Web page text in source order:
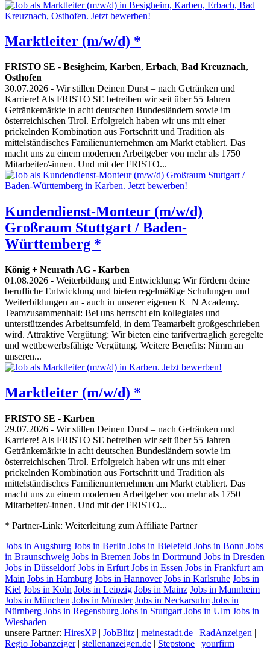
Marktleiter (m/w/d) *
FRISTO SE - Besigheim, Karben, Erbach, Bad Kreuznach,
Osthofen
30.07.2026 - Wir stillen Deinen Durst – nach Getränken und
Karriere! Als FRISTO SE betreiben wir seit über 55 Jahren
Getränkemärkte in acht deutschen Bundesländern sowie im
österreichischen Tirol. Erfolgreich haben wir uns mit einer
prickelnden Kombination aus Fortschritt und Tradition als
mittelständisches Familienunternehmen am Markt etabliert. Das
macht uns zu einem modernen Arbeitgeber von mehr als 1750
Mitarbeiter/-innen. Und mit der FRISTO...
Kundendienst-Monteur (m/w/d)
Großraum Stuttgart / Baden-
Württemberg *
König + Neurath AG - Karben
01.08.2026 - Weiterbildung und Entwicklung: Wir fördern deine
berufliche Entwicklung und bieten regelmäßige Schulungen und
Weiterbildungen an - auch in unserer eigenen K+N Academy.
Teamzusammenhalt: Bei uns herrscht ein kollegiales und
unterstützendes Arbeitsumfeld, in dem Teamarbeit großgeschrieben
wird. Attraktive Vergütung: Wir bieten eine tarifvertraglich geregelte
und wettbewerbsfähige Vergütung. Weitere Benefits: Nimm an
unseren...
Marktleiter (m/w/d) *
FRISTO SE - Karben
29.07.2026 - Wir stillen Deinen Durst – nach Getränken und
Karriere! Als FRISTO SE betreiben wir seit über 55 Jahren
Getränkemärkte in acht deutschen Bundesländern sowie im
österreichischen Tirol. Erfolgreich haben wir uns mit einer
prickelnden Kombination aus Fortschritt und Tradition als
mittelständisches Familienunternehmen am Markt etabliert. Das
macht uns zu einem modernen Arbeitgeber von mehr als 1750
Mitarbeiter/-innen. Und mit der FRISTO...
* Partner-Link: Weiterleitung zum Affiliate Partner
Jobs in Augsburg Jobs in Berlin Jobs in Bielefeld Jobs in Bonn Jobs
in Braunschweig Jobs in Bremen Jobs in Dortmund Jobs in Dresden
Jobs in Düsseldorf Jobs in Erfurt Jobs in Essen Jobs in Frankfurt am
Main Jobs in Hamburg Jobs in Hannover Jobs in Karlsruhe Jobs in
Kiel Jobs in Köln Jobs in Leipzig Jobs in Mainz Jobs in Mannheim
Jobs in München Jobs in Münster Jobs in Neckarsulm Jobs in
Nürnberg Jobs in Regensburg Jobs in Stuttgart Jobs in Ulm Jobs in
Wiesbaden
unsere Partner: HiresXP| JobBlitz | meinestadt.de | RadAnzeigen |
Regio Jobanzeiger| stellenanzeigen.de | Stepstone | yourfirm